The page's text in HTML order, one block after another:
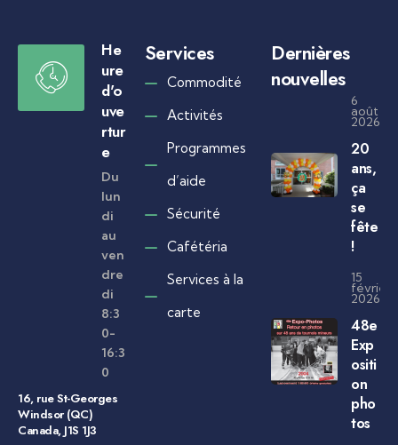
He
ure
d'o
uve
rtur
e
Du
lun
di
au
ven
dre
di
8:3
0-
16:3
0
16, rue St-Georges
Windsor (QC)
Canada, J1S 1J3
Services
Commodité
Activités
Programmes
d’aide
Sécurité
Cafétéria
Services à la
carte
Dernières
nouvelles
6
août
2026
20
ans,
ça
se
fête
!
15
février
2026
48e
Exp
ositi
on
pho
tos